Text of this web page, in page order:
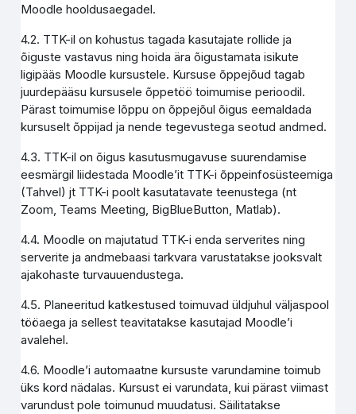
Moodle hooldusaegadel.
4.2. TTK-il on kohustus tagada kasutajate rollide ja
õiguste vastavus ning hoida ära õigustamata isikute
ligipääs Moodle kursustele. Kursuse õppejõud tagab
juurdepääsu kursusele õppetöö toimumise perioodil.
Pärast toimumise lõppu on õppejõul õigus eemaldada
kursuselt õppijad ja nende tegevustega seotud andmed.
4.3. TTK-il on õigus kasutusmugavuse suurendamise
eesmärgil liidestada Moodle’it TTK-i õppeinfosüsteemiga
(Tahvel) jt TTK-i poolt kasutatavate teenustega (nt
Zoom, Teams Meeting, BigBlueButton, Matlab).
4.4. Moodle on majutatud TTK-i enda serverites ning
serverite ja andmebaasi tarkvara varustatakse jooksvalt
ajakohaste turvauuendustega.
4.5. Planeeritud katkestused toimuvad üldjuhul väljaspool
tööaega ja sellest teavitatakse kasutajad Moodle’i
avalehel.
4.6. Moodle’i automaatne kursuste varundamine toimub
üks kord nädalas. Kursust ei varundata, kui pärast viimast
varundust pole toimunud muudatusi. Säilitatakse